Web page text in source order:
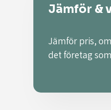
Jämför &
Jämför pris,
det företag